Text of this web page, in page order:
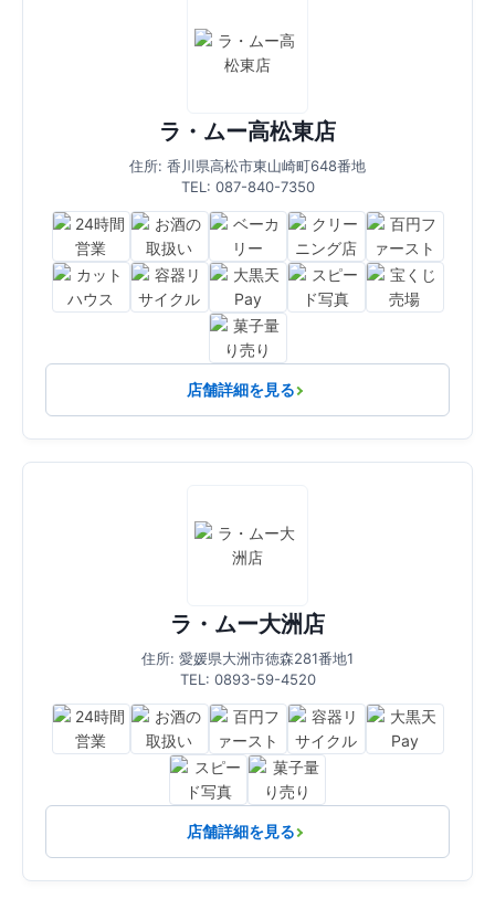
ラ・ムー高松東店
住所: 香川県高松市東山崎町648番地
TEL: 087-840-7350
店舗詳細を見る
ラ・ムー大洲店
住所: 愛媛県大洲市徳森281番地1
TEL: 0893-59-4520
店舗詳細を見る